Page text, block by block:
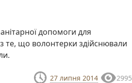
допомоги для
те, що волонтерки здійснювали
27 липня 2014 2995